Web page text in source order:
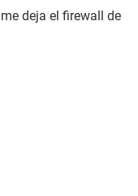
deja el firewall de